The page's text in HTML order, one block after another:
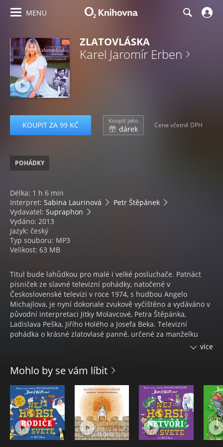
MENU
ZLATOVLÁSKA
Karel Jaromír Erben
KOUPIT ZA 99 KČ Koupit jako
dárek Cena včetně DPH
POHÁDKY
Délka: 1 h 6 min
Interpret: Sabina Laurinová
Petr Štěpánek
Vydavatel: Supraphon
Vydáno: 2013
Jazyk: český
Typ souboru: MP3
Velikost: 63 MB
Titul bude lahůdkou pro malé i velké posluchače. Patnáct
písniček ze slavné televizní pohádky, natočené v
Československé televizi v roce 1974, s hudbou Angelo
Michajlova, je nyní dokonale zvukově vyčištěno a vydáváno v
původní interpretaci Jitky Molavcové, Petra Štěpánka,
Ladislava Peška, Jiřího Holého a Josefa Beka. Televizní
pohádka o krásné zlatovlasé panně, určené za manželku
zlému králi, zažila již mnoho repríz a její písničky stále žijí.
Stali se jimi herečka a zpěvačka Sabina Laurinová a Petr
Štěpánek, legendární Jiřík z dramatizované pohádky. V
závěru tohoto zajímavého projektu uslyšíme novou písničku
Ondřeje Suchého - Vrátka od pohádky, napsanou na původní
hudba A. Michajlova, v interpretaci Sabiny Laurinové.
Obsah:
více
Mohlo by se vám líbit